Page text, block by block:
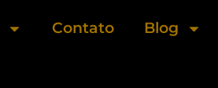
Contato Blog